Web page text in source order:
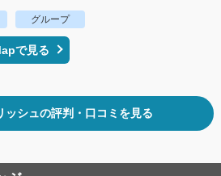
グループ
で見る
ッシュの評判・口コミを見る